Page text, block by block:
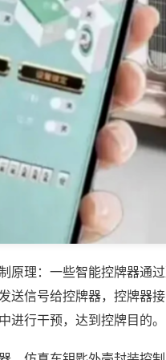
原理：一些智能控牌器通
送信号给控牌器，控牌器
进行干预，达到控牌目的。